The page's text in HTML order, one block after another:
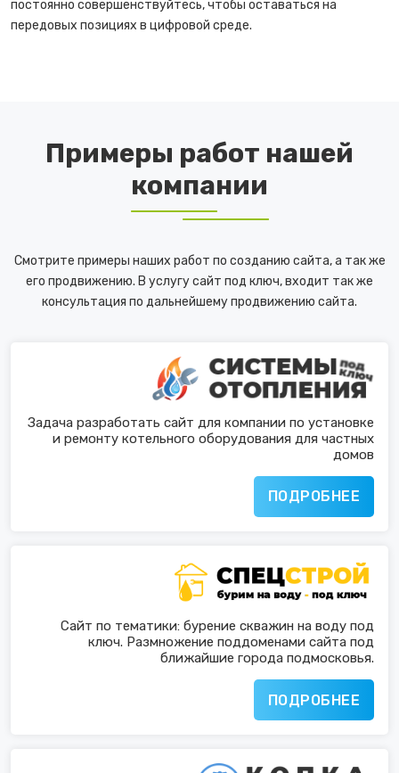
постоянно совершенствуйтесь, чтобы оставаться на
передовых позициях в цифровой среде.
Примеры работ нашей
компании
Смотрите примеры наших работ по созданию сайта, а так же
его продвижению. В услугу сайт под ключ, входит так же
консультация по дальнейшему продвижению сайта.
Задача разработать сайт для компании по установке
и ремонту котельного оборудования для частных
домов
ПОДРОБНЕЕ
Сайт по тематики: бурение скважин на воду под
ключ. Размножение поддоменами сайта под
ближайшие города подмосковья.
ПОДРОБНЕЕ